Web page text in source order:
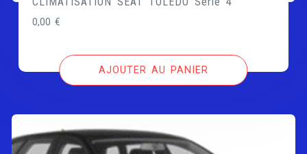
0,00€
AJOUTER AU PANIER